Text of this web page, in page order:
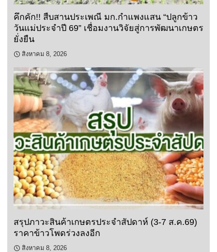
คึกคัก!! สืบสานประเพณี มก.กำแพงแสน “ปลูกข้าว
วันแม่ประจำปี 69” เชื่อมงานวิจัยสู่การพัฒนาเกษตร
ยั่งยืน
สิงหาคม 8, 2026
สรุปภาวะสินค้าเกษตรประจำสัปดาห์ (3-7 ส.ค.69)
ราคาข้าวโพดร่วงลงอีก
สิงหาคม 8, 2026